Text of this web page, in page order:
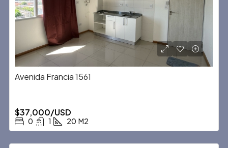
Avenida Francia 1561
$37,000/USD
0 1 20 M2